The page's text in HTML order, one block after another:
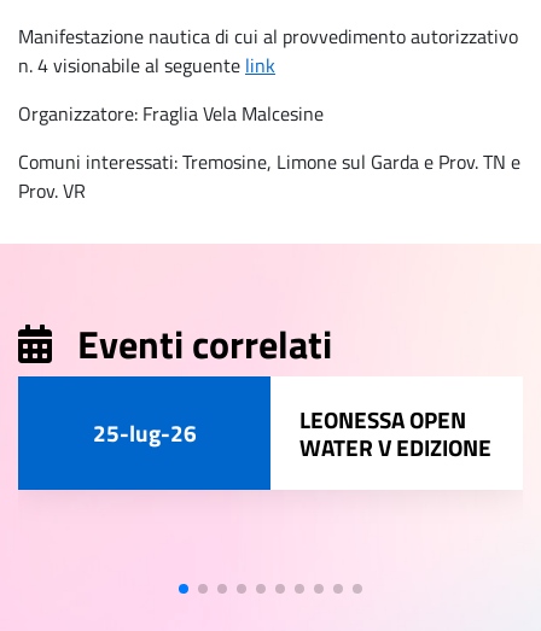
Manifestazione nautica di cui al provvedimento autorizzativo
n. 4 visionabile al seguente link
Organizzatore: Fraglia Vela Malcesine
Comuni interessati: Tremosine, Limone sul Garda e Prov. TN e
Prov. VR
Eventi correlati
25-lug-26 LEONESSA OPEN
WATER V EDIZIONE